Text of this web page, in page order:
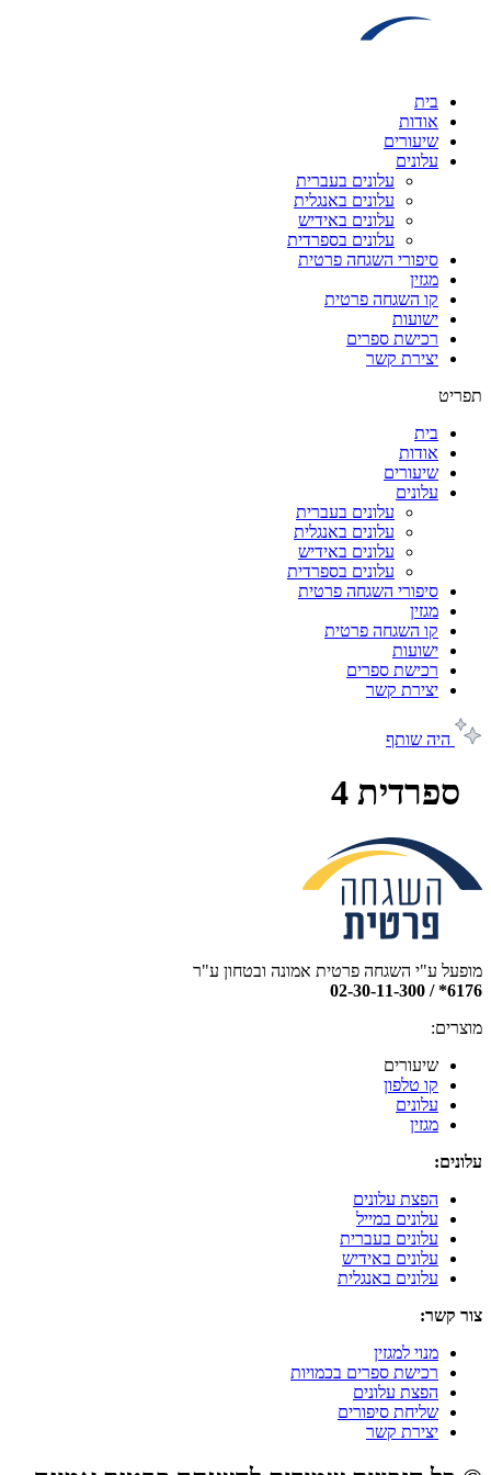
בית
אודות
שיעורים
עלונים
עלונים בעברית
עלונים באנגלית
עלונים באידיש
עלונים בספרדית
סיפורי השגחה פרטית
מגזין
קו השגחה פרטית
ישועות
רכישת ספרים
יצירת קשר
תפריט
בית
אודות
שיעורים
עלונים
עלונים בעברית
עלונים באנגלית
עלונים באידיש
עלונים בספרדית
סיפורי השגחה פרטית
מגזין
קו השגחה פרטית
ישועות
רכישת ספרים
יצירת קשר
היה שותף
ספרדית 4
מופעל ע"י השגחה פרטית אמונה ובטחון ע"ר
6176* / 02-30-11-300
מוצרים:
שיעורים
קו טלפון
עלונים
מגזין
עלונים:
הפצת עלונים
עלונים במייל
עלונים בעברית
עלונים באידיש
עלונים באנגלית
צור קשר:
מנוי למגזין
רכישת ספרים בכמויות
הפצת עלונים
שליחת סיפורים
יצירת קשר